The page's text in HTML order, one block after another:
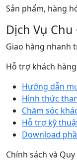
Sản phẩm, hàng
Dịch Vụ
Giao hàng nhanh
Hỗ trợ khách hàng
Hướng dẫn
Hình thức
Chăm sóc
Hỗ trợ kỹ
Download
Chính sách và